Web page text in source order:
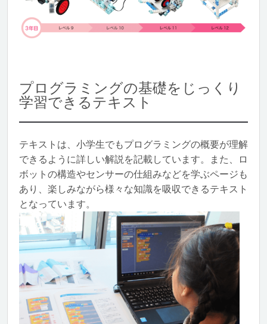
プログラミングの基礎をじっくり
学習できるテキスト
テキストは、小学生でもプログラミングの概要が理解
できるように詳しい解説を記載しています。また、ロ
ボットの構造やセンサーの仕組みなどを学ぶページも
あり、楽しみながら様々な知識を吸収できるテキスト
となっています。